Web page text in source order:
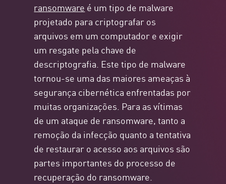
ransomware é um tipo de malware
projetado para criptografar os
arquivos em um computador e exigir
um resgate pela chave de
descriptografia. Este tipo de malware
tornou-se uma das maiores ameaças à
segurança cibernética enfrentadas por
muitas organizações. Para as vítimas
de um ataque de ransomware, tanto a
remoção da infecção quanto a tentativa
de restaurar o acesso aos arquivos são
partes importantes do processo de
recuperação do ransomware.